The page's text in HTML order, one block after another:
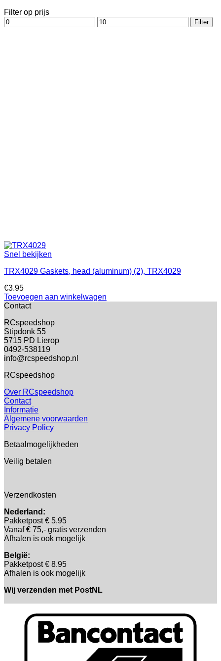
Filter op prijs
Min.
prijs
Max.
prijs
Filter
Snel bekijken
TRX4029 Gaskets, head (aluminum) (2), TRX4029
€3.95
Toevoegen aan winkelwagen
Contact
RCspeedshop
Stipdonk 55
5715 PD Lierop
0492-538119
info@rcspeedshop.nl
RCspeedshop
Over RCspeedshop
Contact
Informatie
Algemene voorwaarden
Privacy Policy
Betaalmogelijkheden
Veilig betalen
Verzendkosten
Nederland:
Pakketpost € 5,95
Vanaf € 75,- gratis verzenden
Afhalen is ook mogelijk
België:
Pakketpost € 8.95
Afhalen is ook mogelijk
Wij verzenden met PostNL